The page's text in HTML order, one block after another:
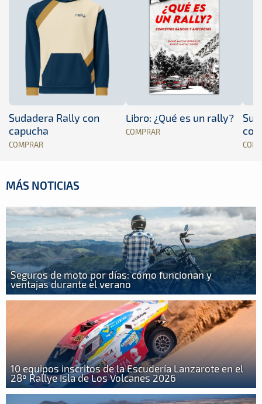
Sudadera Rally con
capucha
COMPRAR
Libro: ¿Qué es un rally?
COMPRAR
MÁS NOTICIAS
Seguros de moto por días: cómo funcionan y
ventajas durante el verano
10 equipos inscritos de la Escudería Lanzarote en el
28º Rallye Isla de Los Volcanes 2026